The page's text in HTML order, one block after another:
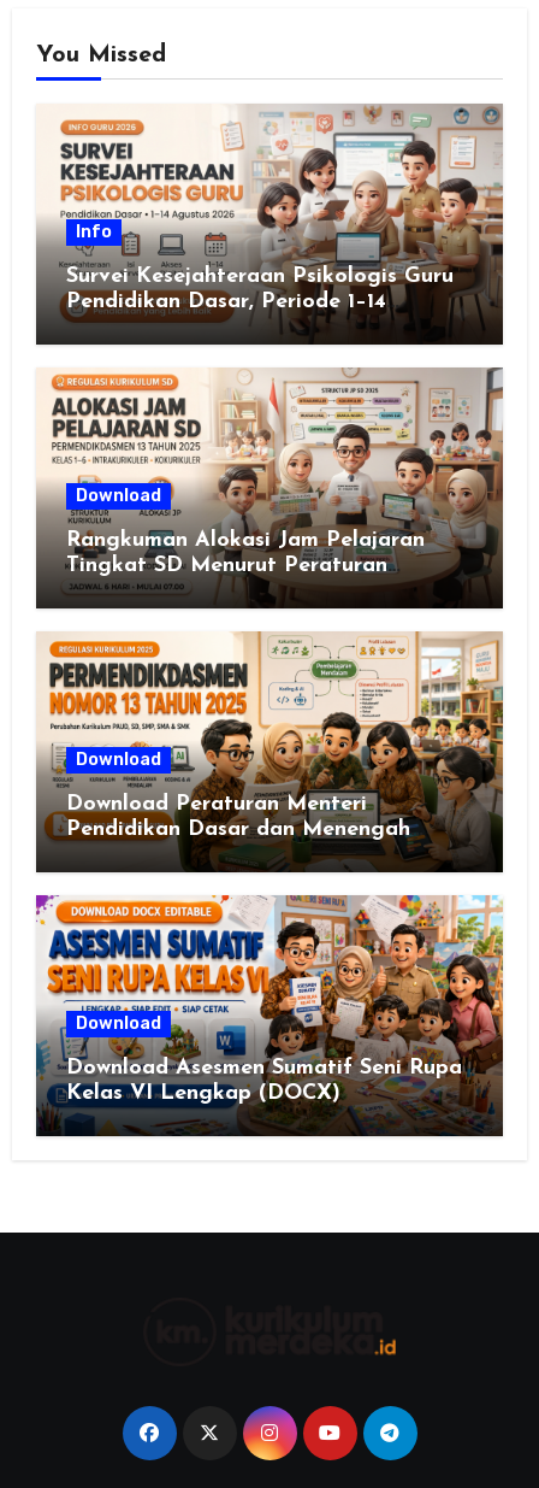
You Missed
Info
Survei Kesejahteraan Psikologis Guru
Pendidikan Dasar, Periode 1–14
Agustus 2026
Download
Rangkuman Alokasi Jam Pelajaran
Tingkat SD Menurut Peraturan
Menteri Pendidikan Dasar dan
Menengah Republik Indonesia Nomor
13 Tahun 2025
Download
Download Peraturan Menteri
Pendidikan Dasar dan Menengah
Republik Indonesia Nomor 13 Tahun
Download
Download Asesmen Sumatif Seni Rupa
Kelas VI Lengkap (DOCX)